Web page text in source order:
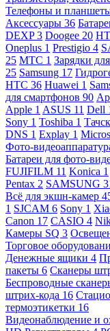
Телефоны и
Аксессуары 36
DEXP3 Doogee 20
Oneplus 1 Prestigio 4
25 МТС 1 Зарядки
25 Samsung 17
HTC 36 Huawei 1
для смартфонов 90
Apple 1 ASUS 11 Dell
Sony 1 Toshiba 1
DNS 1 Explay 1
Фото-
Батареи для фото-
FUJIFILM 11 Konica 1
Pentax 2 SAMSUNG
Всё для экшн-камер
1 SJCAM 6 Sony 1
Canon 17 CASIO 4
Камеры SQ 3
Торговое
Денежные ящики 4
пакеты 6 Сканеры
Беспроводные
штрих-кода 16
термоэтикетки 16
Видеонаблюдение и